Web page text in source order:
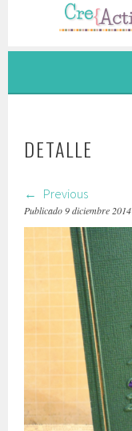
contenido.
DETALLE
Previous
Publicado 9 diciembre 2014